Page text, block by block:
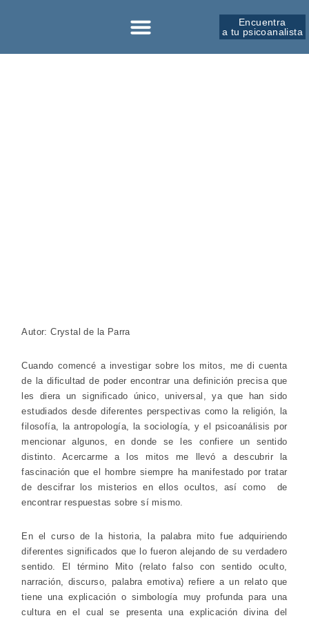
Encuentra
a tu psicoanalista
Autor: Crystal de la Parra
Cuando comencé a investigar sobre los mitos, me di cuenta
de la dificultad de poder encontrar una definición precisa que
les diera un significado único, universal, ya que han sido
estudiados desde diferentes perspectivas como la religión, la
filosofía, la antropología, la sociología, y el psicoanálisis por
mencionar algunos, en donde se les confiere un sentido
distinto. Acercarme a los mitos me llevó a descubrir la
fascinación que el hombre siempre ha manifestado por tratar
de descifrar los misterios en ellos ocultos, así como de
encontrar respuestas sobre sí mismo.
En el curso de la historia, la palabra mito fue adquiriendo
diferentes significados que lo fueron alejando de su verdadero
sentido. El término Mito (relato falso con sentido oculto,
narración, discurso, palabra emotiva) refiere a un relato que
tiene una explicación o simbología muy profunda para una
cultura en el cual se presenta una explicación divina del